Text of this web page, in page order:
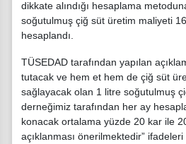
dikkate alındığı hesaplama
soğutulmuş çiğ süt üretim maliyeti
hesaplandı.
TÜSEDAD tarafından yapılan
tutacak ve hem et hem de çiğ süt
sağlayacak olan 1 litre soğutulmuş
derneğimiz tarafından her ay
konacak ortalama yüzde 20 kar ile
açıklanması önerilmektedir” ifadeleri